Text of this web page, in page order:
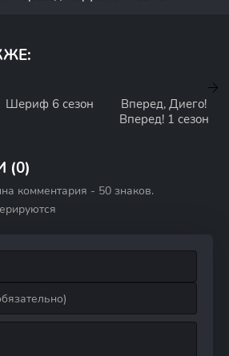
Шериф 6 сезон
Вперед, Диего!
Вперед! 1 сезон
(0)
комментария - 50 знаков.